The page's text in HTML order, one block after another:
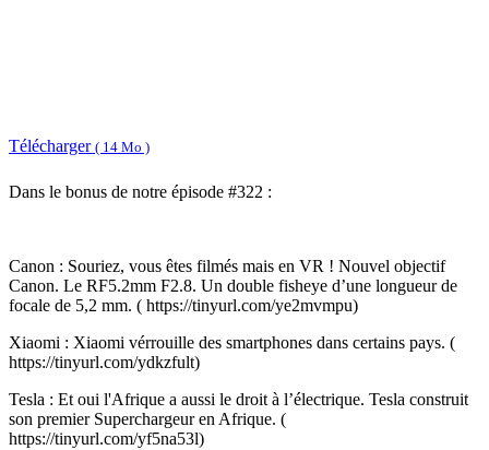
Télécharger ( 14 Mo )
Dans le bonus de notre épisode #322 :
Canon : Souriez, vous êtes filmés mais en VR ! Nouvel objectif
Canon. Le RF5.2mm F2.8. Un double fisheye d’une longueur de
focale de 5,2 mm. ( https://tinyurl.com/ye2mvmpu)
Xiaomi : Xiaomi vérrouille des smartphones dans certains pays. (
https://tinyurl.com/ydkzfult)
Tesla : Et oui l'Afrique a aussi le droit à l’électrique. Tesla construit
son premier Superchargeur en Afrique. (
https://tinyurl.com/yf5na53l)